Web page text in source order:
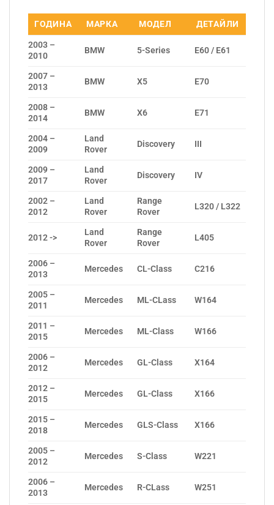
ГОДИНА МАРКА МОДЕЛ
ДЕТАЙЛИ
2003 –
2010
BMW 5-Series E60 / E61
2007 –
2013
BMW X5 E70
2008 –
2014
BMW X6 E71
2004 –
2009
Land
Rover
Discovery III
2009 –
2017
Land
Rover
Discovery IV
2002 –
2012
Land
Rover
Range
Rover
L320 / L322
2012 ->
Land
Rover
Range
Rover
L405
2006 –
2013
Mercedes CL-Class C216
2005 –
2011
Mercedes ML-CLass W164
2011 –
2015
Mercedes ML-Class W166
2006 –
2012
Mercedes GL-Class X164
2012 –
2015
Mercedes GL-Class X166
2015 –
2018
Mercedes GLS-Class X166
2005 –
2012
Mercedes S-Class W221
2006 –
2013
Mercedes R-CLass W251